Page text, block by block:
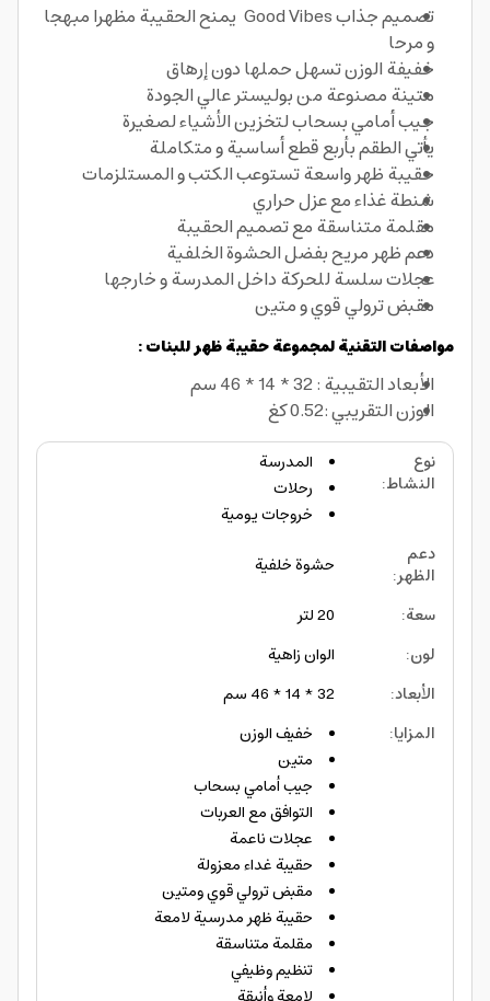
تصميم جذاب Good Vibes يمنح الحقيبة مظهرا مبهجا
و مرحا
خفيفة الوزن تسهل حملها دون إرهاق
متينة مصنوعة من بوليستر عالي الجودة
جيب أمامي بسحاب لتخزين الأشياء لصغيرة
يأتي الطقم بأربع قطع أساسية و متكاملة
حقيبة ظهر واسعة تستوعب الكتب و المستلزمات
شنطة غذاء مع عزل حراري
مقلمة متناسقة مع تصميم الحقيبة
دعم ظهر مريح بفضل الحشوة الخلفية
عجلات سلسة للحركة داخل المدرسة و خارجها
مقبض ترولي قوي و متين
مواصفات التقنية لمجموعة حقيبة ظهر للبنات :
الأبعاد التقيبية : 32 * 14 * 46 سم
الوزن التقريبي :0.52 كغ
نوع
النشاط:
المدرسة
رحلات
خروجات يومية
دعم
الظهر:
حشوة خلفية
سعة:
20 لتر
لون:
الوان زاهية
الأبعاد:
32 * 14 * 46 سم
المزايا:
خفيف الوزن
متين
جيب أمامي بسحاب
التوافق مع العربات
عجلات ناعمة
حقيبة غداء معزولة
مقبض ترولي قوي ومتين
حقيبة ظهر مدرسية لامعة
مقلمة متناسقة
تنظيم وظيفي